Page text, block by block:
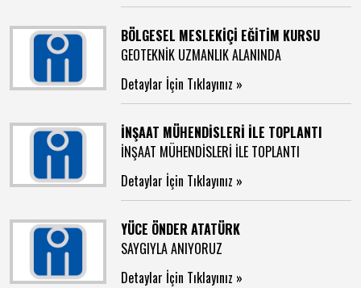
BÖLGESEL MESLEKİÇİ EĞİTİM KURSU
GEOTEKNİK UZMANLIK ALANINDA
Detaylar İçin Tıklayınız »
İNŞAAT MÜHENDİSLERİ İLE TOPLANTI
İNŞAAT MÜHENDİSLERİ İLE TOPLANTI
Detaylar İçin Tıklayınız »
YÜCE ÖNDER ATATÜRK
SAYGIYLA ANIYORUZ
Detaylar İçin Tıklayınız »